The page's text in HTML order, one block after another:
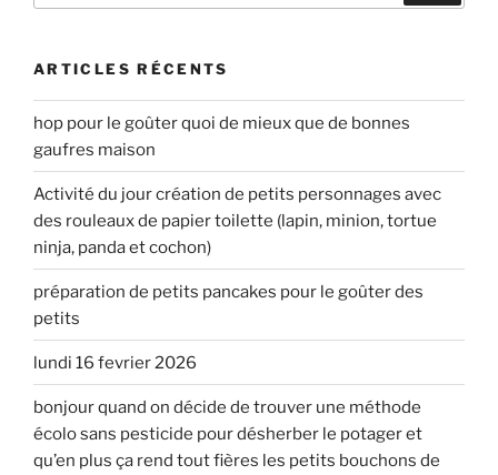
ARTICLES RÉCENTS
hop pour le goûter quoi de mieux que de bonnes
gaufres maison
Activité du jour création de petits personnages avec
des rouleaux de papier toilette (lapin, minion, tortue
ninja, panda et cochon)
préparation de petits pancakes pour le goûter des
petits
lundi 16 fevrier 2026
bonjour quand on décide de trouver une méthode
écolo sans pesticide pour désherber le potager et
qu’en plus ça rend tout fières les petits bouchons de